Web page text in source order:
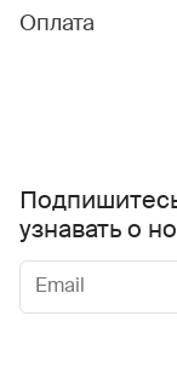
Оплата
узнавать о